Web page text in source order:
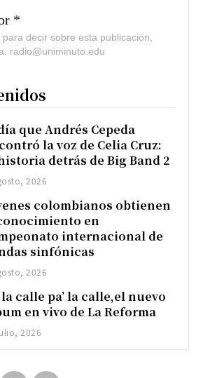
*
decir sobre esta publicación,
radio@uniminuto.edu
que Andrés Cepeda
la voz de Celia Cruz:
detrás de Big Band 2
2026
colombianos obtienen
en
internacional de
sinfónicas
2026
la calle pa’ la calle,el nuevo
en vivo de La Reforma
2026